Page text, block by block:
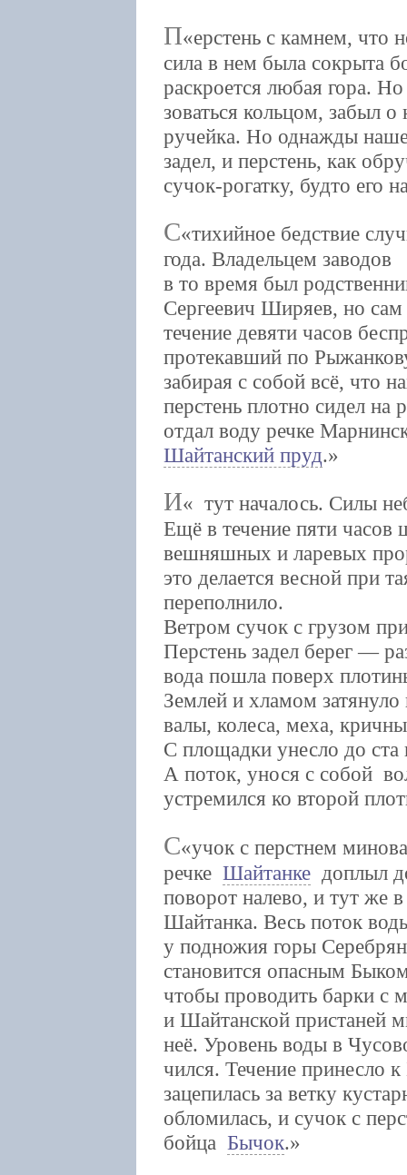
П ерстень с камнем, что
сила в нем была сокрыта
раскроется любая гора.
зоваться кольцом, забыл
ручейка. Но однажды
задел, и перстень, как
сучок-рогатку, будто его
С тихийное бедствие
года. Владельцем заводов
в то время был
Сергеевич Ширяев, но
течение девяти часов
протекавший по
забирая с собой всё, что
перстень плотно сидел на
отдал воду речке
Шайтанский пруд.
И
тут началось. Силы
Ещё в течение пяти
вешняшных и ларевых
это делается весной при
переполнило.
Ветром сучок с грузом
Перстень задел берег —
вода пошла поверх
Землей и хламом
валы, колеса, меха,
С площадки унесло до ста
А поток, унося с собой
устремился ко второй
С учок с перстнем
речке Шайтанке доплыл
поворот налево, и тут же
Шайтанка. Весь поток
у подножия горы
становится опасным
чтобы проводить барки с
и Шайтанской пристаней
неё. Уровень воды в
чился. Течение принесло
зацепилась за ветку
обломилась, и сучок с
бойца Бычок.